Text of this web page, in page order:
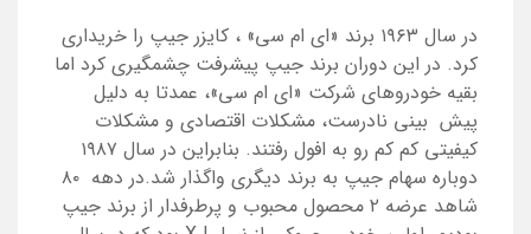
در سال ۱۹۶۳ برند «ای ام سی» ، کایزر جیپ را خریداری
کرد. در این دوران برند جیپ پیشرفت چشمگیری کرد اما
بقیه خودروهای شرکت «ای ام سی»، عمدتا به دلیل
پیش بینی نادرست، مشکلات اقتصادی و مشکلات
کیفیتی کم کم رو به افول رفتند. بنابراین در سال ۱۹۸۷
دوباره سهام جیپ به برند دیگری واگذار شد.در دهه ۸۰
شاهد عرضه ۲ محصول محبوب و پرطرفدار از برند جیپ